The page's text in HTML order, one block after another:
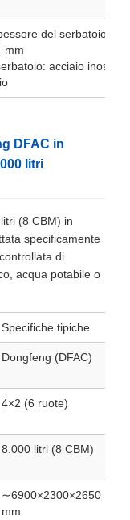
del serbatoio è
mm
acciaio
DFAC in
litri
(8 CBM) in
specificamente
di
acqua potabile o
Specifiche tipiche
Dongfeng (DFAC)
4×2 (6 ruote)
8.000 litri (8 CBM)
∼6900×2300×2650
mm